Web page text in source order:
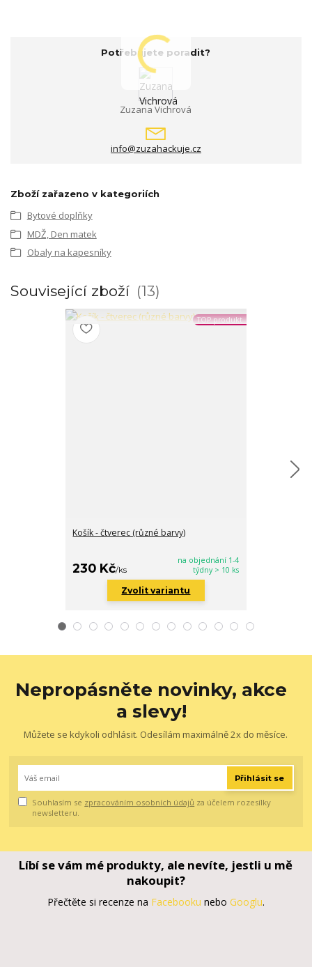
Potřebujete poradit?
Zuzana Vichrová
info@zuzahackuje.cz
Zboží zařazeno v kategoriích
Bytové doplňky
MDŽ, Den matek
Obaly na kapesníky
Související zboží 13
TOP produkt
Košík - čtverec (různé barvy)
230 Kč/ks
na objednání 1-4
týdny > 10 ks
Zvolit variantu
Nepropásněte novinky, akce
a slevy!
Můžete se kdykoli odhlásit. Odesílám maximálně 2x do měsíce.
Přihlásit se
Souhlasím se zpracováním osobních údajů za účelem rozesílky
newsletteru.
Líbí se vám mé produkty, ale nevíte, jestli u mě
nakoupit?
Přečtěte si recenze na Facebooku nebo Googlu.